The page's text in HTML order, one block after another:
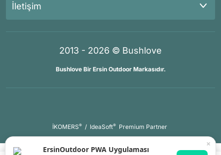
İletişim
2013 - 2026 © Bushlove
Bushlove Bir Ersin Outdoor Markasıdır.
İKOMERS® / IdeaSoft® Premium Partner
×
ErsinOutdoor PWA Uygulaması